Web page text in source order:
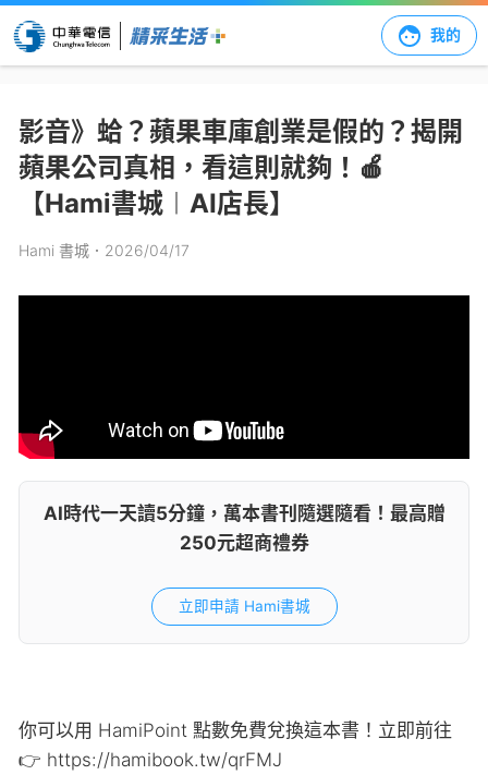
我的
影音》蛤？蘋果車庫創業是假的？揭開
蘋果公司真相，看這則就夠！🍎
【Hami書城︱AI店長】
Hami 書城 ．2026/04/17
AI時代一天讀5分鐘，萬本書刊隨選隨看！最高贈
250元超商禮券
立即申請 Hami書城
你可以用 HamiPoint 點數免費兌換這本書！立即前往
👉 https://hamibook.tw/qrFMJ